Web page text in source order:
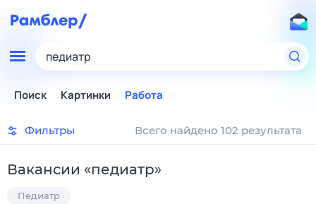
педиатр
Поиск Картинки Работа
Фильтры Всего найдено 102 результата
Вакансии «педиатр»
Педиатр